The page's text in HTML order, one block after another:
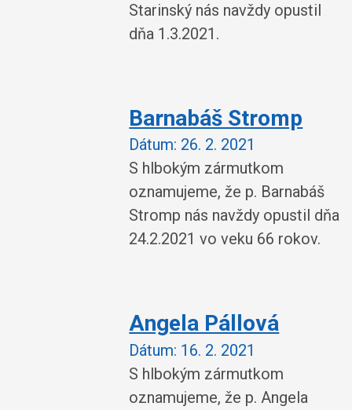
Starinský nás navždy opustil
dňa 1.3.2021.
Barnabáš Stromp
Dátum: 26. 2. 2021
S hlbokým zármutkom
oznamujeme, že p. Barnabáš
Stromp nás navždy opustil dňa
24.2.2021 vo veku 66 rokov.
Angela Pállová
Dátum: 16. 2. 2021
S hlbokým zármutkom
oznamujeme, že p. Angela